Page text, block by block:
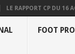
LE RAPPORT CP DU 16
FOOT